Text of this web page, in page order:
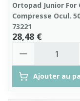
Ortopad Junior For
Compresse Ocul.
73221
28,48 €
Ajouter au